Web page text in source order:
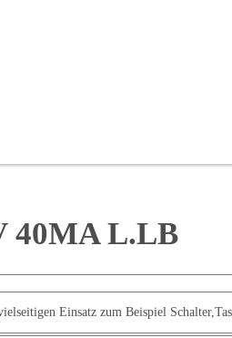
40MA L.LB
Einsatz zum Beispiel